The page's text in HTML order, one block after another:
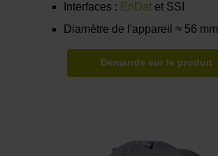
Interfaces : EnDat et SSI
Diamètre de l'appareil ≈ 56 mm
Demande sur le produit